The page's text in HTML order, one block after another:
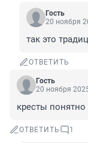
Гость
20 ноября
так это
ОТВЕТИТЬ
Гость
20 ноября
кресты
ОТВЕТИТЬ 1